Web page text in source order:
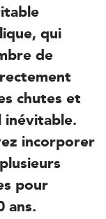
qui
de
chutes et
inévitable.
incorporer
pour
ans.